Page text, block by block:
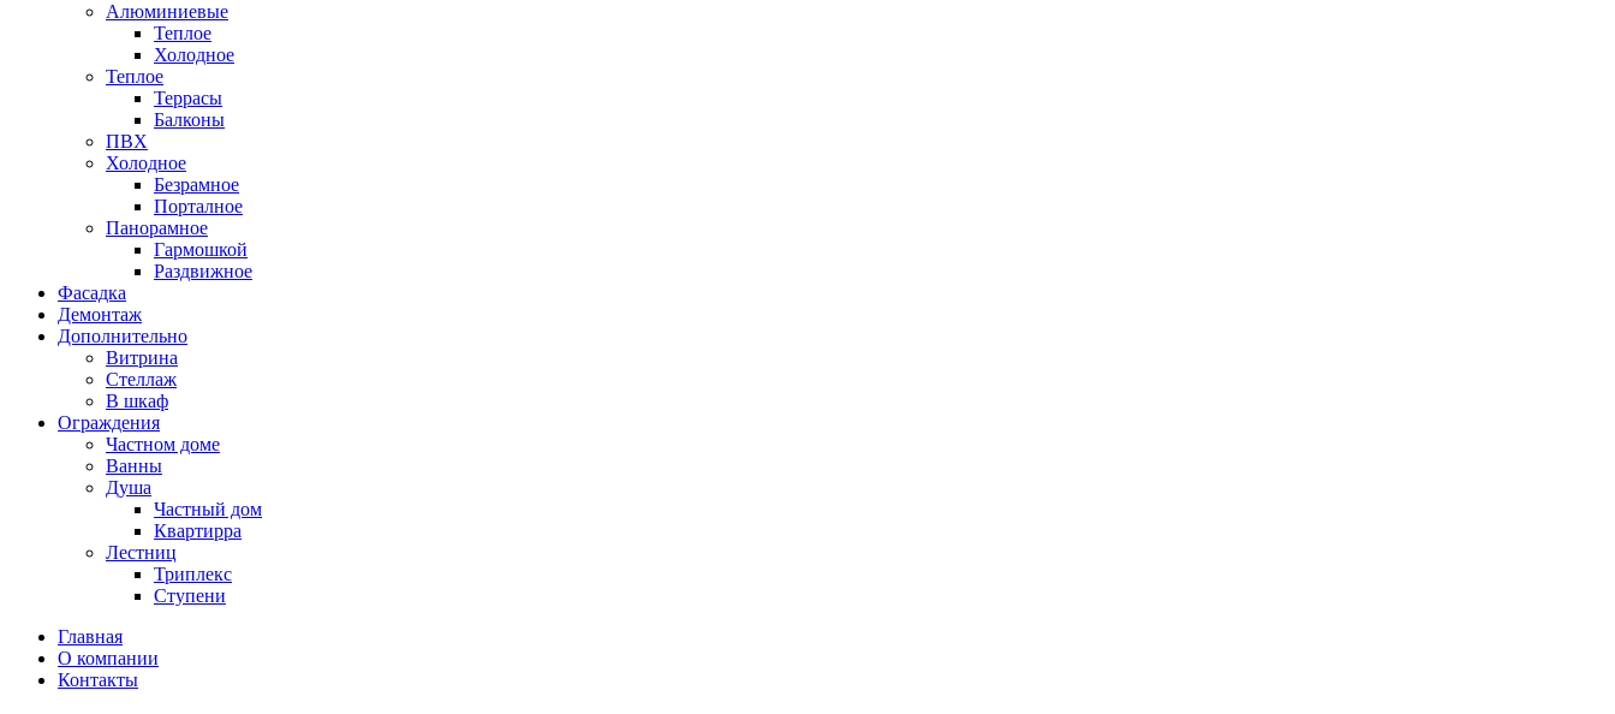
Алюминиевые
Теплое
Холодное
Теплое
Террасы
Балконы
ПВХ
Холодное
Безрамное
Порталное
Панорамное
Гармошкой
Раздвижное
Фасадка
Демонтаж
Дополнительно
Витрина
Стеллаж
В шкаф
Ограждения
Частном доме
Ванны
Душа
Частный дом
Квартирра
Лестниц
Триплекс
Ступени
Главная
О компании
Контакты